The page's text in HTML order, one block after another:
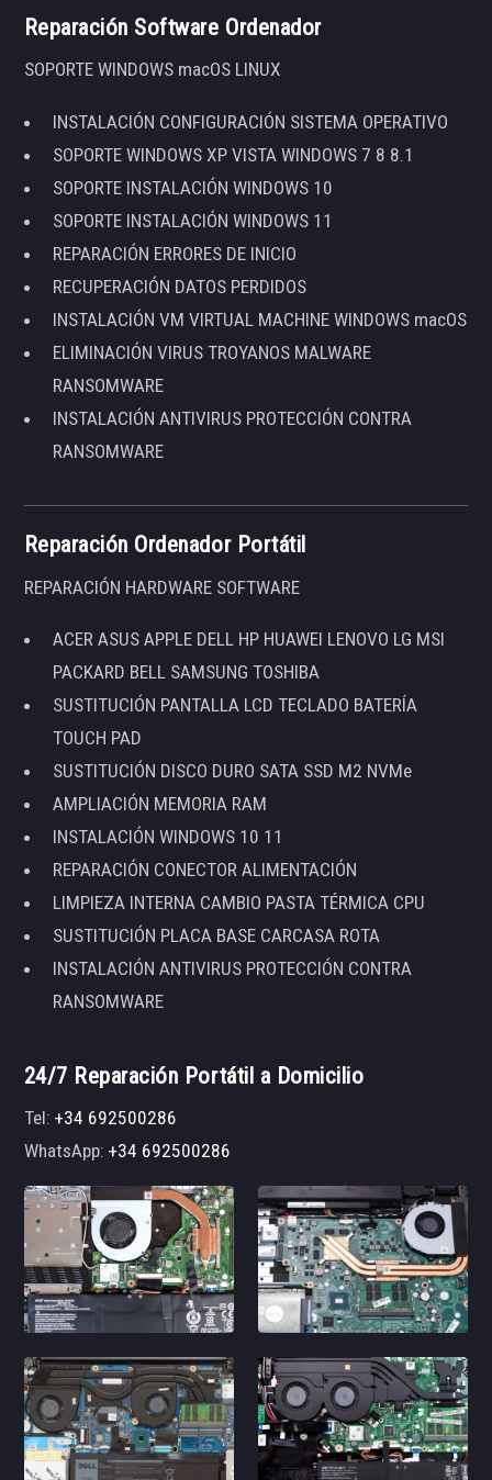
Reparación Software Ordenador
SOPORTE WINDOWS macOS LINUX
INSTALACIÓN CONFIGURACIÓN SISTEMA OPERATIVO
SOPORTE WINDOWS XP VISTA WINDOWS 7 8 8.1
SOPORTE INSTALACIÓN WINDOWS 10
SOPORTE INSTALACIÓN WINDOWS 11
REPARACIÓN ERRORES DE INICIO
RECUPERACIÓN DATOS PERDIDOS
INSTALACIÓN VM VIRTUAL MACHINE WINDOWS macOS
ELIMINACIÓN VIRUS TROYANOS MALWARE
RANSOMWARE
INSTALACIÓN ANTIVIRUS PROTECCIÓN CONTRA
RANSOMWARE
Reparación Ordenador Portátil
REPARACIÓN HARDWARE SOFTWARE
ACER ASUS APPLE DELL HP HUAWEI LENOVO LG MSI
PACKARD BELL SAMSUNG TOSHIBA
SUSTITUCIÓN PANTALLA LCD TECLADO BATERÍA
TOUCH PAD
SUSTITUCIÓN DISCO DURO SATA SSD M2 NVMe
AMPLIACIÓN MEMORIA RAM
INSTALACIÓN WINDOWS 10 11
REPARACIÓN CONECTOR ALIMENTACIÓN
LIMPIEZA INTERNA CAMBIO PASTA TÉRMICA CPU
SUSTITUCIÓN PLACA BASE CARCASA ROTA
INSTALACIÓN ANTIVIRUS PROTECCIÓN CONTRA
RANSOMWARE
24/7 Reparación Portátil a Domicilio
Tel:+34 692500286
WhatsApp:+34 692500286